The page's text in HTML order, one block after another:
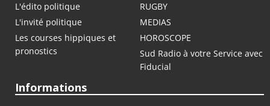
L'édito politique
RUGBY
L'invité politique
MEDIAS
Les courses hippiques et
pronostics
HOROSCOPE
Sud Radio à votre Service avec
Fiducial
Informations